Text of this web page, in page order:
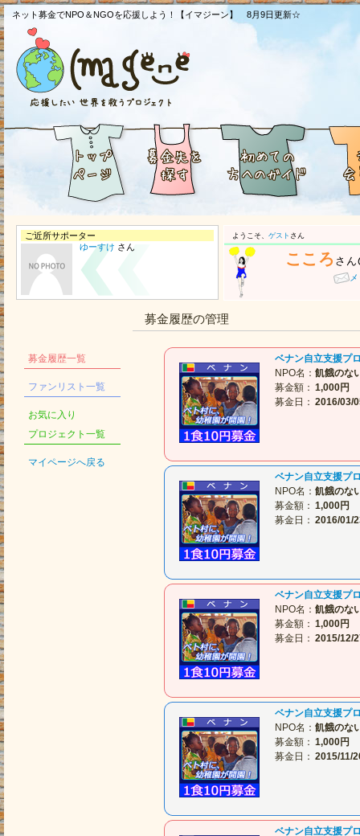
ネット募金でNPO＆NGOを応援しよう！【イマジーン】 8月9日更新☆
ご近所サポーター
ゆーすけ さん
ようこそ、 ゲスト さん
こころ さん
募金履歴一覧
ファンリスト一覧
お気に入り
プロジェクト一覧
マイページへ戻る
募金履歴の管理
ベナン自立支援プ
NPO名： 飢餓のな
募金額： 1,000円
募金日： 2016/03/
ベナン自立支援プ
NPO名： 飢餓のな
募金額： 1,000円
募金日： 2016/01/
ベナン自立支援プ
NPO名： 飢餓のな
募金額： 1,000円
募金日： 2015/12/
ベナン自立支援プ
NPO名： 飢餓のな
募金額： 1,000円
募金日： 2015/11/
ベナン自立支援プ